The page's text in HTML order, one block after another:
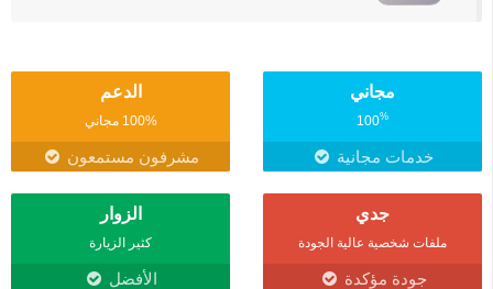
مجاني
100%
خدمات مجانية
الدعم
100% مجاني
مشرفون مستمعون
جدي
ملفات شخصية عالية الجودة
جودة مؤكدة
الزوار
كثير الزيارة
الأفضل